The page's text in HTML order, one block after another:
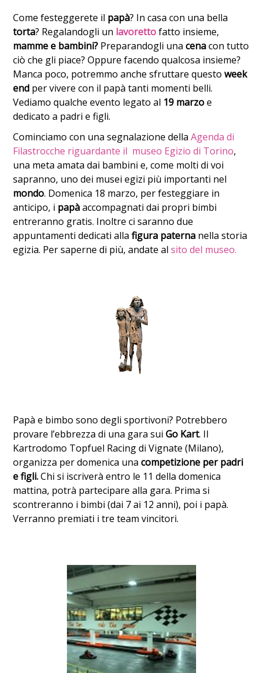
Come festeggerete il papà? In casa con una bella
torta? Regalandogli un lavoretto fatto insieme,
mamme e bambini? Preparandogli unacenacon tutto
ciò che gli piace? Oppure facendo qualcosa insieme?
Manca poco, potremmo anche sfruttare questoweek
end per vivere con il papà tanti momenti belli.
Vediamo qualche evento legato al 19 marzoe
dedicato a padri e figli.
Cominciamo con una segnalazione dellaAgenda di
Filastrocche riguardante il museo Egizio di Torino,
una meta amata dai bambini e, come molti di voi
sapranno, uno dei musei egizi più importanti nel
mondo. Domenica 18 marzo, per festeggiare in
anticipo, i papàaccompagnati dai propri bimbi
entreranno gratis. Inoltre ci saranno due
appuntamenti dedicati allafigura paterna nella storia
egizia. Per saperne di più, andate al sito del museo.
Papà e bimbo sono degli sportivoni? Potrebbero
provare l’ebbrezza di una gara suiGo Kart. Il
Kartrodomo Topfuel Racing di Vignate (Milano),
organizza per domenica unacompetizione per padri
e figli.Chi si iscriverà entro le 11 della domenica
mattina, potrà partecipare alla gara. Prima si
scontreranno i bimbi (dai 7 ai 12 anni), poi i papà.
Verranno premiati i tre team vincitori.